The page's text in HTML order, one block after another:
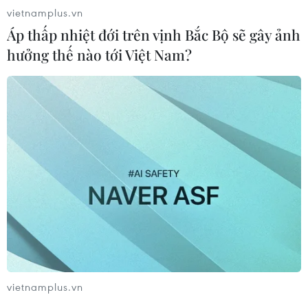
hợp quốc (UNICEF), Chương trình Phát triển Liên hợp
quốc (UNDP)...
Tu nghiệp sinh Việt Nam tại miền Nam
vietnamplus.vn
Áp thấp nhiệt đới trên vịnh Bắc Bộ sẽ gây ảnh
hưởng thế nào tới Việt Nam?
vietnamplus.vn